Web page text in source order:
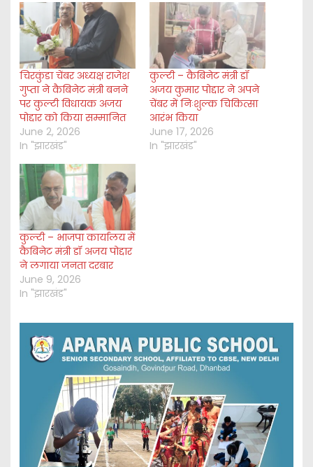
…
चिरकुंडा चेंबर अध्यक्ष राजेश
गुप्ता ने कैबिनेट मंत्री बनने
पर कुल्टी विधायक अजय
पोद्दार को किया सम्मानित
June 2, 2026
In "झारखंड"
कुल्टी – कैबिनेट मंत्री डॉ
अजय कुमार पोद्दार ने अपने
चेंबर में निःशुल्क चिकित्सा
आरंभ किया
June 17, 2026
In "झारखंड"
कुल्टी – भाजपा कार्यालय में
कैबिनेट मंत्री डॉ अजय पोद्दार
ने लगाया जनता दरबार
June 9, 2026
In "झारखंड"